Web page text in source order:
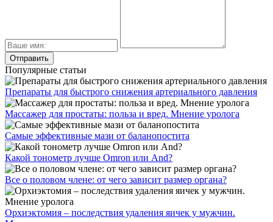
Популярные статьи
Препараты для быстрого снижения артериального давления
Массажер для простаты: польза и вред. Мнение уролога
Самые эффективные мази от баланопостита
Какой тонометр лучше Omron или And?
Все о половом члене: от чего зависит размер органа?
Орхиэктомия – последствия удаления яичек у мужчин.